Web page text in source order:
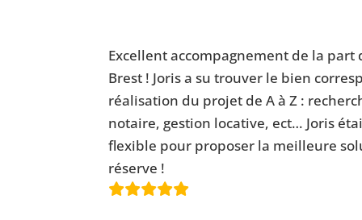
Excellent accompagnement de la
Brest ! Joris a su trouver le bien
réalisation du projet de A à Z :
notaire, gestion locative, ect… Joris
flexible pour proposer la meilleure
réserve !